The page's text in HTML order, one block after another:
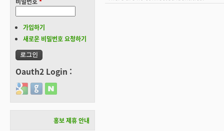
가입하기
새로운 비밀번호 요청하기
Oauth2 Login :
Login with Google
Login with GitHub
Login with Naver
홍보 제휴 안내